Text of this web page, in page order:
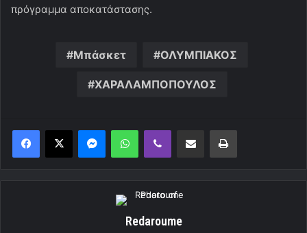
πρόγραμμα αποκατάστασης.
Μπάσκετ ΟΛΥΜΠΙΑΚΟΣ
ΧΑΡΑΛΑΜΠΟΠΟΥΛΟΣ
MessengerWhatsAppViber Κοινοποίηση μέσω ηλεκτρονικού ταχυδρομείουΕκτύπωση
Redaroume